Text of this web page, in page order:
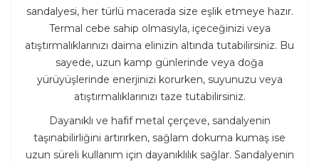
sandalyesi, her türlü macerada size eşlik etmeye hazır.
Termal cebe sahip olmasıyla, içeceğinizi veya
atıştırmalıklarınızı daima elinizin altında tutabilirsiniz. Bu
sayede, uzun kamp günlerinde veya doğa
yürüyüşlerinde enerjinizi korurken, suyunuzu veya
atıştırmalıklarınızı taze tutabilirsiniz.
Dayanıklı ve hafif metal çerçeve, sandalyenin
taşınabilirliğini artırırken, sağlam dokuma kumaş ise
uzun süreli kullanım için dayanıklılık sağlar. Sandalyenin